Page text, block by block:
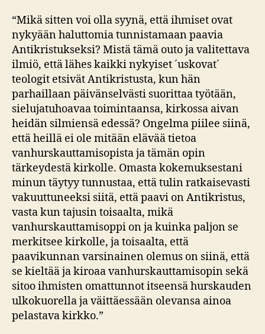
“Mikä sitten voi olla syynä, että ihmiset ovat
nykyään haluttomia tunnistamaan paavia
Antikristukseksi? Mistä tämä outo ja valitettava
ilmiö, että lähes kaikki nykyiset ´uskovat´
teologit etsivät Antikristusta, kun hän
parhaillaan päivänselvästi suorittaa työtään,
sielujatuhoavaa toimintaansa, kirkossa aivan
heidän silmiensä edessä? Ongelma piilee siinä,
että heillä ei ole mitään elävää tietoa
vanhurskauttamisopista ja tämän opin
tärkeydestä kirkolle. Omasta kokemuksestani
minun täytyy tunnustaa, että tulin ratkaisevasti
vakuuttuneeksi siitä, että paavi on Antikristus,
vasta kun tajusin toisaalta, mikä
vanhurskauttamisoppi on ja kuinka paljon se
merkitsee kirkolle, ja toisaalta, että
paavikunnan varsinainen olemus on siinä, että
se kieltää ja kiroaa vanhurskauttamisopin sekä
sitoo ihmisten omattunnot itseensä hurskauden
ulkokuorella ja väittäessään olevansa ainoa
pelastava kirkko.”